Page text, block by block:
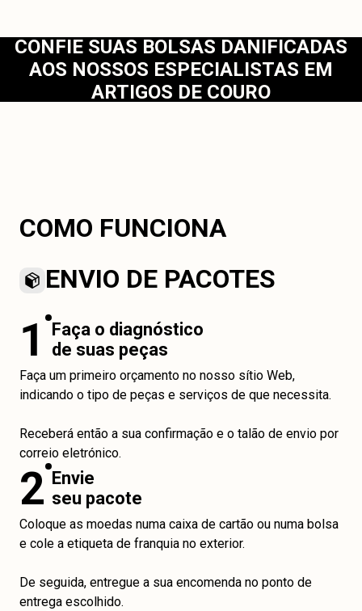
CONFIE SUAS BOLSAS DANIFICADAS
AOS NOSSOS ESPECIALISTAS EM
ARTIGOS DE COURO
COMO FUNCIONA
ENVIO DE PACOTES
1
Faça o diagnóstico
de suas peças
Faça um primeiro orçamento no nosso sítio Web,
indicando o tipo de peças e serviços de que necessita.
Receberá então a sua confirmação e o talão de envio por
correio eletrónico.
2 Envie
seu pacote
Coloque as moedas numa caixa de cartão ou numa bolsa
e cole a etiqueta de franquia no exterior.
De seguida, entregue a sua encomenda no ponto de
entrega escolhido.